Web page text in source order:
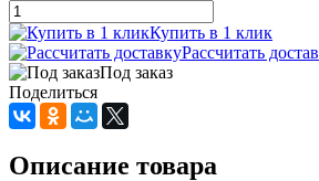
Купить в 1 клик
Рассчитать
Под заказ
Поделиться
Описание товара